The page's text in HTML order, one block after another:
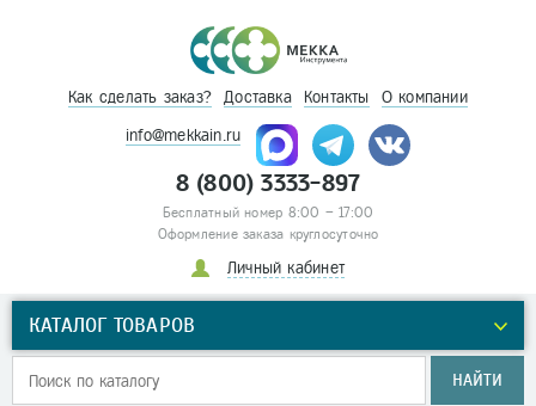
Как сделать заказ? Доставка Контакты О компании
info@mekkain.ru
8 (800) 3333-897
Бесплатный номер 8:00 – 17:00
Оформление заказа круглосуточно
Личный кабинет
КАТАЛОГ ТОВАРОВ
НАЙТИ